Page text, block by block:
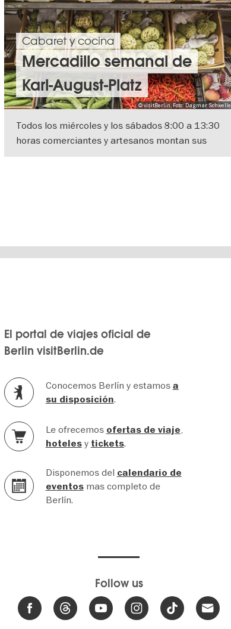
© visitBerlin, Foto: Dagmar Schwelle
Cabaret y cocina
Mercadillo semanal de
Karl-August-Platz
Todos los miércoles y los sábados 8:00 a 13:30
horas comerciantes y artesanos montan sus
puestos en Karl-August-Platz, en el distrito de
El portal de viajes oficial de
Berlin visitBerlin.de
Conocemos Berlín y estamos a
su disposición.
Le ofrecemos ofertas de viaje,
hotelesy tickets.
Disponemos del calendario de
eventosmas completo de
Berlín.
Follow us